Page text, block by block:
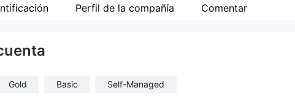
Empresa
Perfil de la compañía Comentar
Gold Basic Self-Managed